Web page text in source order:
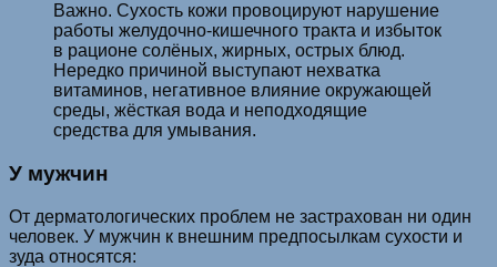
Важно. Сухость кожи провоцируют нарушение
работы желудочно-кишечного тракта и избыток
в рационе солёных, жирных, острых блюд.
Нередко причиной выступают нехватка
витаминов, негативное влияние окружающей
среды, жёсткая вода и неподходящие
средства для умывания.
У мужчин
От дерматологических проблем не застрахован ни один
человек. У мужчин к внешним предпосылкам сухости и
зуда относятся: